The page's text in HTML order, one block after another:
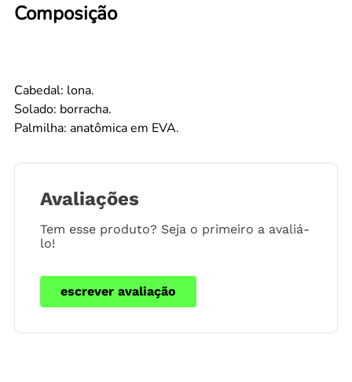
Composição
Cabedal: lona.
Solado: borracha.
Palmilha: anatômica em EVA.
Avaliações
Tem esse produto? Seja o primeiro a avaliá-
lo!
escrever avaliação